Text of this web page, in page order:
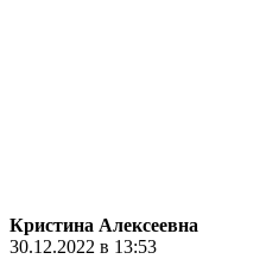
Кристина Алексеевна
30.12.2022 в 13:53